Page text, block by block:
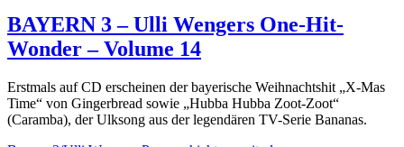
BAYERN 3 – Ulli Wengers One-Hit-
Wonder – Volume 14
Erstmals auf CD erscheinen der bayerische Weihnachtshit „X-Mas
Time“ von Gingerbread sowie „Hubba Hubba Zoot-Zoot“
(Caramba), der Ulksong aus der legendären TV-Serie Bananas.